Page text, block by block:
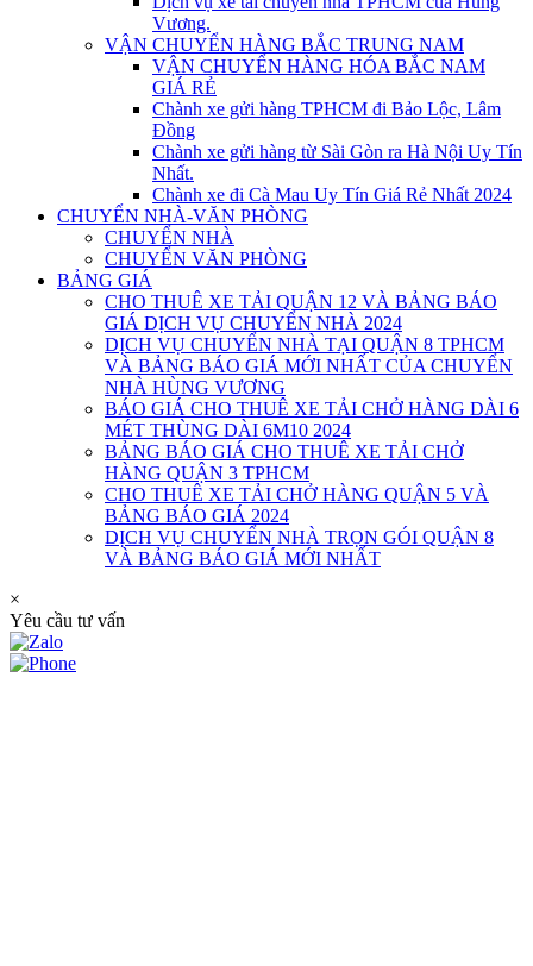
Vương.
VẬN CHUYỂN HÀNG BẮC TRUNG NAM
VẬN CHUYỂN HÀNG HÓA BẮC NAM
GIÁ RẺ
Chành xe gửi hàng TPHCM đi Bảo Lộc, Lâm
Đồng
Chành xe gửi hàng từ Sài Gòn ra Hà Nội Uy Tín
Nhất.
Chành xe đi Cà Mau Uy Tín Giá Rẻ Nhất 2024
CHUYỂN NHÀ-VĂN PHÒNG
CHUYỂN NHÀ
CHUYỂN VĂN PHÒNG
BẢNG GIÁ
CHO THUÊ XE TẢI QUẬN 12 VÀ BẢNG BÁO
GIÁ DỊCH VỤ CHUYỂN NHÀ 2024
DỊCH VỤ CHUYỂN NHÀ TẠI QUẬN 8 TPHCM
VÀ BẢNG BÁO GIÁ MỚI NHẤT CỦA CHUYỂN
NHÀ HÙNG VƯƠNG
BÁO GIÁ CHO THUÊ XE TẢI CHỞ HÀNG DÀI 6
MÉT THÙNG DÀI 6M10 2024
BẢNG BÁO GIÁ CHO THUÊ XE TẢI CHỞ
HÀNG QUẬN 3 TPHCM
CHO THUÊ XE TẢI CHỞ HÀNG QUẬN 5 VÀ
BẢNG BÁO GIÁ 2024
DỊCH VỤ CHUYỂN NHÀ TRỌN GÓI QUẬN 8
VÀ BẢNG BÁO GIÁ MỚI NHẤT
×
Yêu cầu tư vấn